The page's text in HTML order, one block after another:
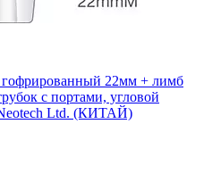
22мм + лимб
с портами, угловой
Neotech Ltd. (КИТАЙ)